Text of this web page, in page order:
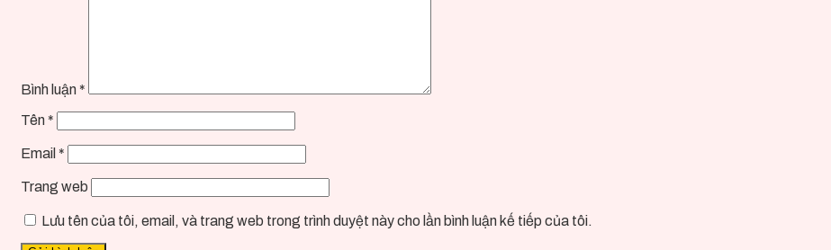
Bình luận *
Tên *
Email *
Trang web
Lưu tên của tôi, email, và trang web trong trình duyệt này cho lần bình luận kế tiếp của tôi.